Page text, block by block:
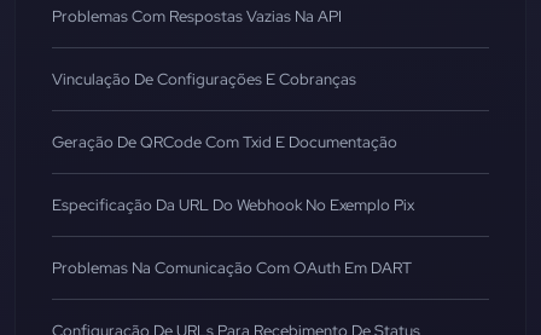
Problemas Com Respostas Vazias Na API
Vinculação De Configurações E Cobranças
Geração De QRCode Com Txid E Documentação
Especificação Da URL Do Webhook No Exemplo Pix
Problemas Na Comunicação Com OAuth Em DART
Configuração De URLs Para Recebimento De Status